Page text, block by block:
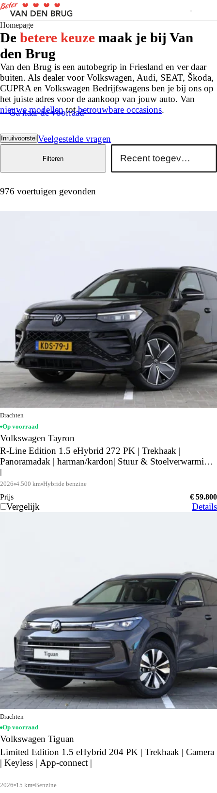
Homepage
De betere keuze maak je bij Van
den Brug
Van den Brug is een autobegrip in Friesland en ver daar
buiten. Als dealer voor Volkswagen, Audi, SEAT, Škoda,
CUPRA en Volkswagen Bedrijfswagens ben je bij ons op
het juiste adres voor de aankoop van jouw auto. Van
nieuwe modellentotbetrouwbare occasions.
Inruilvoorstel Veelgestelde vragen
Ga naar de voorraad
976 voertuigen gevonden
Filteren
Drachten
Op voorraad
Volkswagen Tayron
R-Line Edition 1.5 eHybrid 272 PK | Trekhaak |
Panoramadak | harman/kardon| Stuur & Stoelverwarming
|
2026 4.500 km Hybride benzine
Prijs € 59.800
Vergelijk Details
Drachten
Op voorraad
Volkswagen Tiguan
Limited Edition 1.5 eHybrid 204 PK | Trekhaak | Camera
| Keyless | App-connect |
2026 15 km Benzine